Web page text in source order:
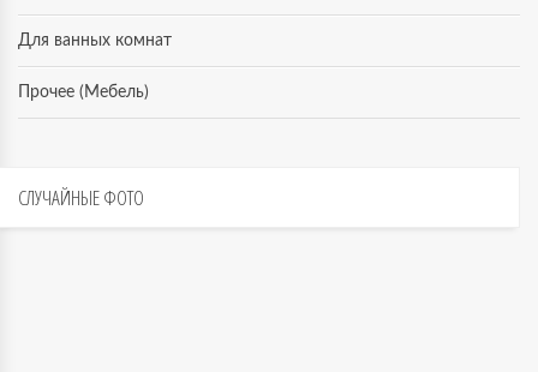
Для ванных комнат
Прочее (Мебель)
СЛУЧАЙНЫЕФОТО